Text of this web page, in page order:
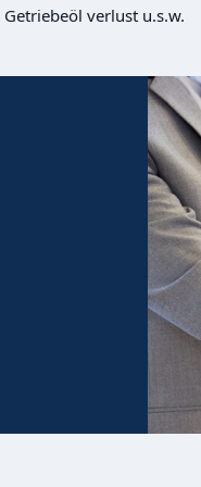
Getriebeöl verlust u.s.w.